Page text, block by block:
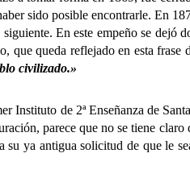
sido posible encontrarle. En
En este empeño se dejó
que queda reflejado en esta frase
civilizado.»
de 2ª Enseñanza de
parece que no se tiene claro
su ya antigua solicitud de que le